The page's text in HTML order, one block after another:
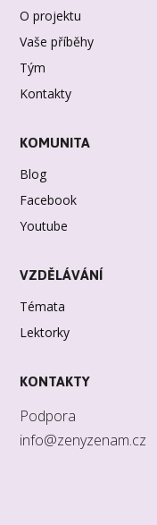
O projektu
Vaše příběhy
Tým
Kontakty
KOMUNITA
Blog
Facebook
Youtube
VZDĚLÁVÁNÍ
Témata
Lektorky
KONTAKTY
Podpora
info@zenyzenam.cz